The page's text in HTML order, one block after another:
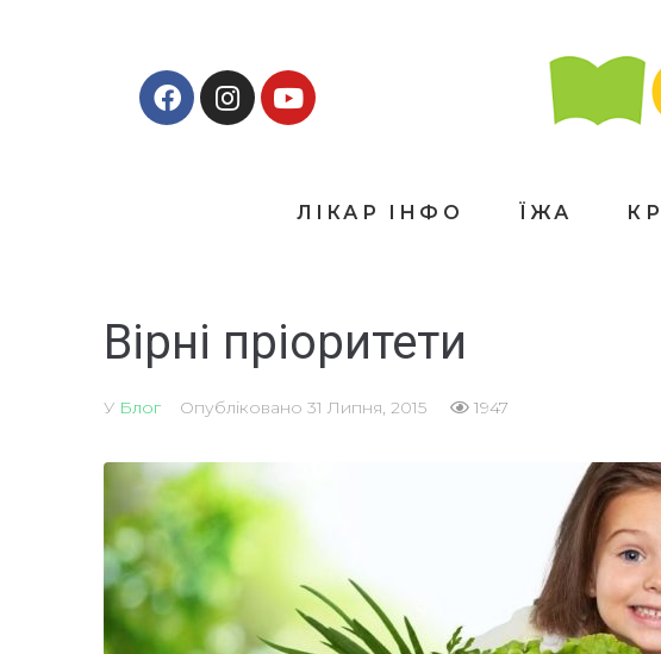
ЛІКАР ІНФО ЇЖА
Вірні пріоритети
У Блог Опубліковано 31 Липня, 2015 1947